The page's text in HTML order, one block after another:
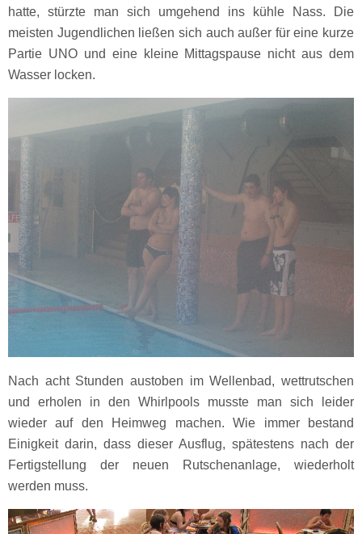
hatte, stürzte man sich umgehend ins kühle Nass. Die
meisten Jugendlichen ließen sich auch außer für eine kurze
Partie UNO und eine kleine Mittagspause nicht aus dem
Wasser locken.
Nach acht Stunden austoben im Wellenbad, wettrutschen
und erholen in den Whirlpools musste man sich leider
wieder auf den Heimweg machen. Wie immer bestand
Einigkeit darin, dass dieser Ausflug, spätestens nach der
Fertigstellung der neuen Rutschenanlage, wiederholt
werden muss.